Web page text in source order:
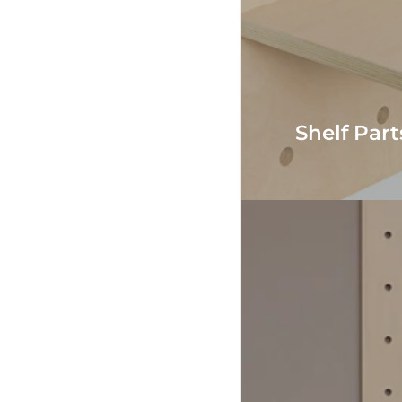
Shelf